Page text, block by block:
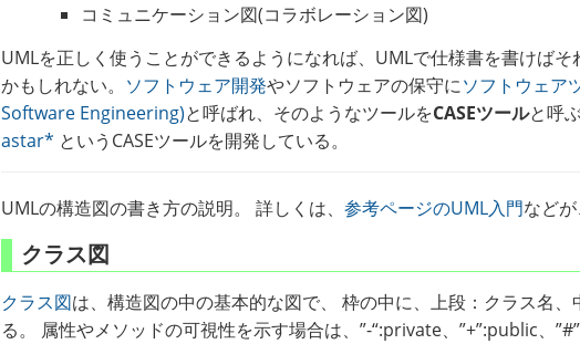
コミュニケーション図(コラボレーション図)
UMLを正しく使うことができるようになれば、UMLで仕様書を書けば
かもしれない。 ソフトウェア開発やソフトウェアの保守にソフトウェア
Software Engineering)と呼ばれ、そのようなツールをCASEツールと呼
astar* というCASEツールを開発している。
UMLの構造図の書き方の説明。 詳しくは、 参考ページのUML入門などが
クラス図
クラス図は、構造図の中の基本的な図で、 枠の中に、上段：クラス名
る。 属性やメソッドの可視性を示す場合は、”-“:private、”+”:public、